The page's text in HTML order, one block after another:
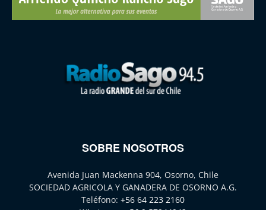
SOBRE NOSOTROS
Avenida Juan Mackenna 904, Osorno, Chile
SOCIEDAD AGRICOLA Y GANADERA DE OSORNO A.G.
Teléfono: +56 64 223 2160